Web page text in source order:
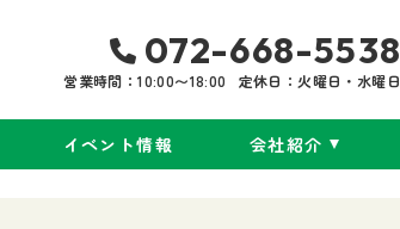
072-668-5538
営業時間：10:00〜18:00 定休日：火曜日・水曜日
イベント情報 会社紹介